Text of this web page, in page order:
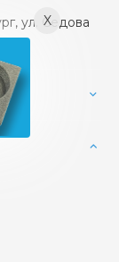
ул. Седова
X